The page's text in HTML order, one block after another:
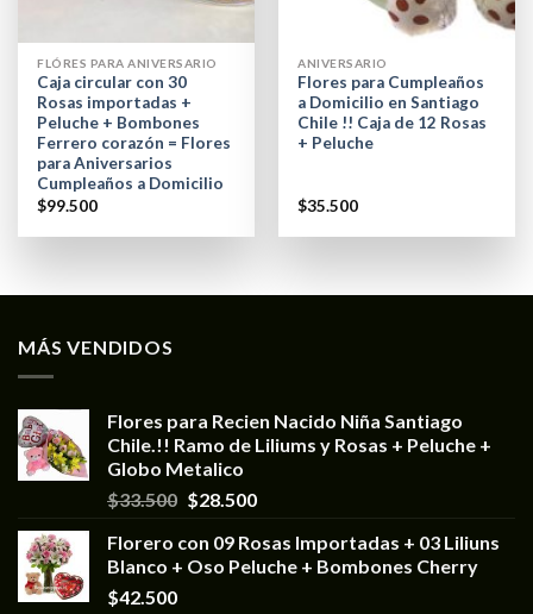
FLÓRES PARA ANIVERSARIO
Caja circular con 30
Rosas importadas +
Peluche + Bombones
Ferrero corazón = Flores
para Aniversarios
Cumpleaños a Domicilio
$99.500
ANIVERSARIO
Flores para Cumpleaños
a Domicilio en Santiago
Chile !! Caja de 12 Rosas
+ Peluche
$35.500
MÁS VENDIDOS
Flores para Recien Nacido Niña Santiago
Chile.!! Ramo de Liliums y Rosas + Peluche +
Globo Metalico
$33.500 $28.500
Florero con 09 Rosas Importadas + 03 Liliuns
Blanco + Oso Peluche + Bombones Cherry
$42.500